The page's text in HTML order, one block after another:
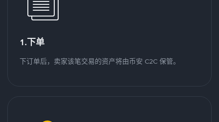
1.下单
下订单后，卖家该笔交易的资产将由币安 C2C 保管。